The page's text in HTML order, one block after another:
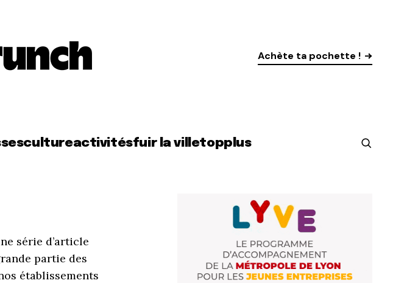
Achète ta pochette !
cultureactivitésfuir la villetopplus
série d’article
partie des
établissements